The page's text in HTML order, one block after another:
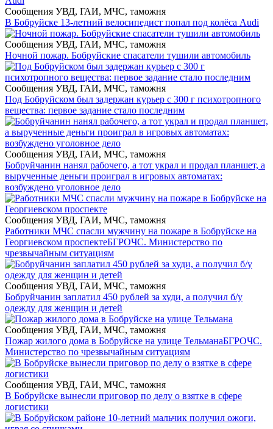
Сообщения УВД, ГАИ, МЧС, таможня
В Бобруйске 13-летний велосипедист попал под колёса Audi
Сообщения УВД, ГАИ, МЧС, таможня
Ночной пожар. Бобруйские спасатели тушили автомобиль
Сообщения УВД, ГАИ, МЧС, таможня
Под Бобруйском был задержан курьер с 300 г психотропного
вещества: первое задание стало последним
Сообщения УВД, ГАИ, МЧС, таможня
Бобруйчанин нанял рабочего, а тот украл и продал планшет, а
вырученные деньги проиграл в игровых автоматах:
возбуждено уголовное дело
Сообщения УВД, ГАИ, МЧС, таможня
Работники МЧС спасли мужчину на пожаре в Бобруйске на
Георгиевском проспектеБГРОЧС. Министерство по
чрезвычайным ситуациям
Сообщения УВД, ГАИ, МЧС, таможня
Бобруйчанин заплатил 450 рублей за худи, а получил б/у
одежду для женщин и детей
Сообщения УВД, ГАИ, МЧС, таможня
Пожар жилого дома в Бобруйске на улице ТельманаБГРОЧС.
Министерство по чрезвычайным ситуациям
Сообщения УВД, ГАИ, МЧС, таможня
В Бобруйске вынесли приговор по делу о взятке в сфере
логистики